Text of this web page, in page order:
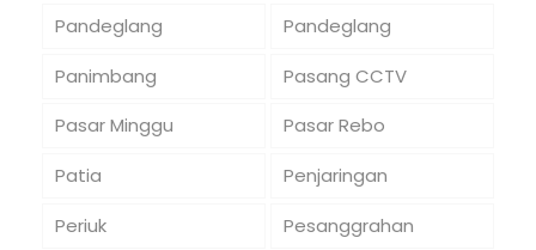
Pandeglang
Pandeglang
Panimbang
Pasang CCTV
Pasar Minggu
Pasar Rebo
Patia
Penjaringan
Periuk
Pesanggrahan